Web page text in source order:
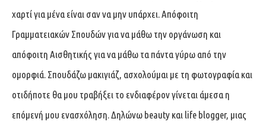
χαρτί για μένα είναι σαν να μην υπάρχει. Απόφοιτη
Γραμματειακών Σπουδών για να μάθω την οργάνωση και
απόφοιτη Αισθητικής για να μάθω τα πάντα γύρω από την
ομορφιά. Σπουδάζω μακιγιάζ, ασχολούμαι με τη φωτογραφία και
οτιδήποτε θα μου τραβήξει το ενδιαφέρον γίνεται άμεσα η
επόμενή μου ενασχόληση. Δηλώνω beauty και life blogger, μιας